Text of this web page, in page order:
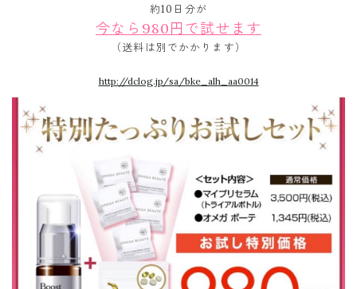
約10日分が
今なら980円で試せます
（送料は別でかかります）
http://dclog.jp/sa/bke_alh_aa0014